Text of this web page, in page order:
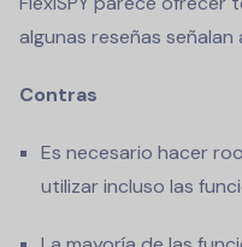
algunas reseñas
Contras
Es necesario hacer
utilizar incluso las